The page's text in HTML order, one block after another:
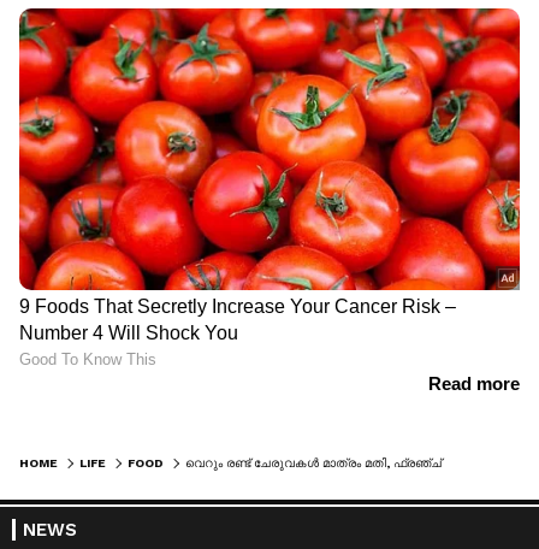
HOME LIFE FOOD
NEWS